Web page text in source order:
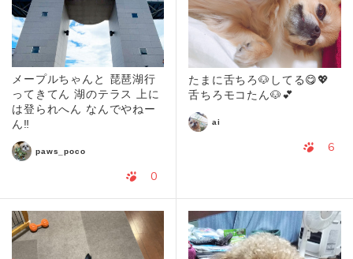
メープルちゃんと 琵琶湖行
ってきてん 湖のテラス 上に
は登られへん なんでやねー
ん‼️
paws_poco
0
たまに舌ちろ🐶してる😋💖
舌ちろモコたん🐶💕
ai
6